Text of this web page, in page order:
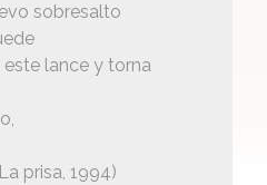
sobresalto
lance y torna
prisa, 1994)